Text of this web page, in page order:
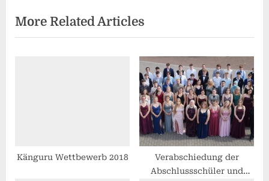
v
i
t
x
t
More Related Articles
Känguru Wettbewerb 2018
Verabschiedung der
Abschlussschüler und